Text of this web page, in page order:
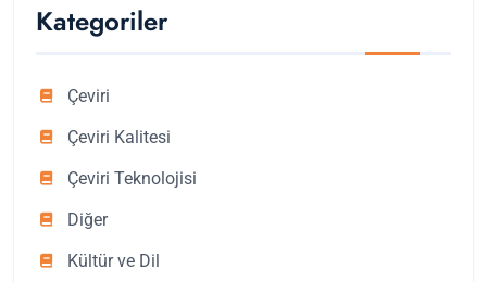
Kategoriler
Çeviri
Çeviri Kalitesi
Çeviri Teknolojisi
Diğer
Kültür ve Dil